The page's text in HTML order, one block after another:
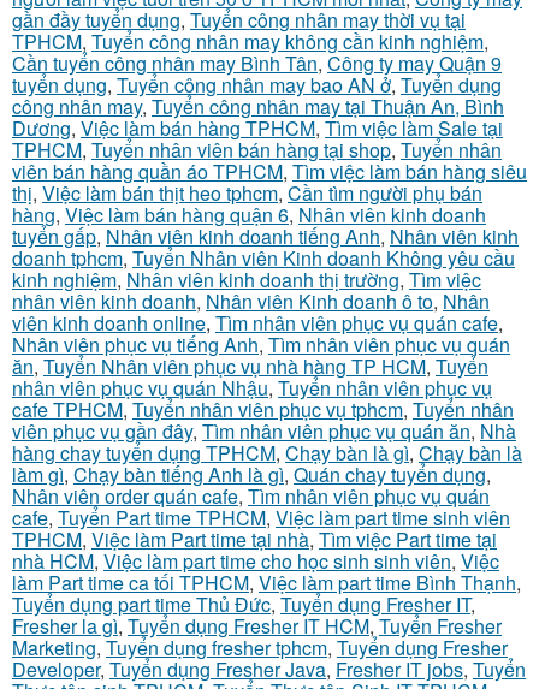
gần đầy tuyển dụng, Tuyển công nhân may thời vụ tại
TPHCM, Tuyển công nhân may không cần kinh nghiệm,
Cần tuyển công nhân may Bình Tân, Công ty may Quận 9
tuyển dụng, Tuyển công nhân may bao AN ở, Tuyển dụng
công nhân may, Tuyển công nhân may tại Thuận An, Bình
Dương, Việc làm bán hàng TPHCM, Tìm việc làm Sale tại
TPHCM, Tuyển nhân viên bán hàng tại shop, Tuyển nhân
viên bán hàng quần áo TPHCM, Tìm việc làm bán hàng siêu
thị, Việc làm bán thịt heo tphcm, Cần tìm người phụ bán
hàng, Việc làm bán hàng quận 6, Nhân viên kinh doanh
tuyển gấp, Nhân viên kinh doanh tiếng Anh, Nhân viên kinh
doanh tphcm, Tuyển Nhân viên Kinh doanh Không yêu cầu
kinh nghiệm, Nhân viên kinh doanh thị trường, Tìm việc
nhân viên kinh doanh, Nhân viên Kinh doanh ô to, Nhân
viên kinh doanh online, Tìm nhân viên phục vụ quán cafe,
Nhân viên phục vụ tiếng Anh, Tìm nhân viên phục vụ quán
ăn, Tuyển Nhân viên phục vụ nhà hàng TP HCM, Tuyển
nhân viên phục vụ quán Nhậu, Tuyển nhân viên phục vụ
cafe TPHCM, Tuyển nhân viên phục vụ tphcm, Tuyển nhân
viên phục vụ gần đây, Tìm nhân viên phục vụ quán ăn, Nhà
hàng chay tuyển dụng TPHCM, Chạy bàn là gì, Chạy bàn là
làm gì, Chạy bàn tiếng Anh là gì, Quán chay tuyển dụng,
Nhân viên order quán cafe, Tìm nhân viên phục vụ quán
cafe, Tuyển Part time TPHCM, Việc làm part time sinh viên
TPHCM, Việc làm Part time tại nhà, Tìm việc Part time tại
nhà HCM, Việc làm part time cho học sinh sinh viên, Việc
làm Part time ca tối TPHCM, Việc làm part time Bình Thạnh,
Tuyển dụng part time Thủ Đức, Tuyển dụng Fresher IT,
Fresher la gì, Tuyển dụng Fresher IT HCM, Tuyển Fresher
Marketing, Tuyển dụng fresher tphcm, Tuyển dụng Fresher
Developer, Tuyển dụng Fresher Java, Fresher IT jobs, Tuyển